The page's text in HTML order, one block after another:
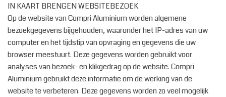
IN KAART BRENGEN WEBSITEBEZOEK
Op de website van Compri Aluminium worden algemene
bezoekgegevens bijgehouden, waaronder het IP-adres van uw
computer en het tijdstip van opvraging en gegevens die uw
browser meestuurt. Deze gegevens worden gebruikt voor
analyses van bezoek- en klikgedrag op de website. Compri
Aluminium gebruikt deze informatie om de werking van de
website te verbeteren. Deze gegevens worden zo veel mogelijk